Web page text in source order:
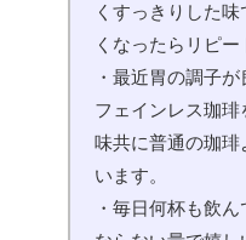
くすっきりした
くなったらリピー
・最近胃の調子
フェインレス珈
味共に普通の珈琲
います。
・毎日何杯も飲